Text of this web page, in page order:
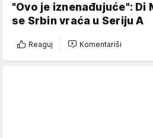
"Ovo je iznenađujuće": Di
se Srbin vraća u Seriju A
Reaguj Komentariši